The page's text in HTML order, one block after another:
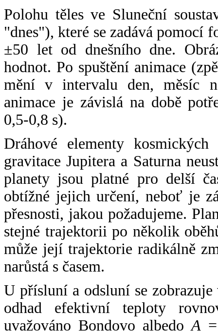
Polohu těles ve Sluneční
"dnes"), které se zadává pomocí
±50 let od dnešního dne.
hodnot. Po spuštění animace
mění v intervalu den, měsíc
animace je závislá na době
0,5-0,8 s).
Dráhové elementy
gravitace Jupitera a Saturna
planety jsou platné pro delší
obtížné jejich určení, neboť je
přesnosti, jakou požadujeme.
stejné trajektorii po několik
může její trajektorie radikálně
narůstá s časem.
U přísluní a odsluní se
odhad efektivní teploty
uvažováno Bondovo albedoA